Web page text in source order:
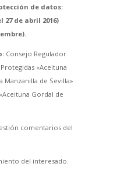
de datos:
27 de abril 2016)
Consejo Regulador
«Aceituna
Manzanilla de Sevilla»
Gordal de
comentarios del
del interesado.